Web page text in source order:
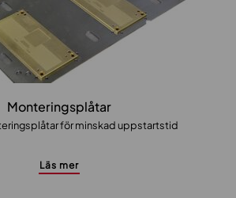
Monteringsplåtar
för minskad uppstartstid
Läs mer